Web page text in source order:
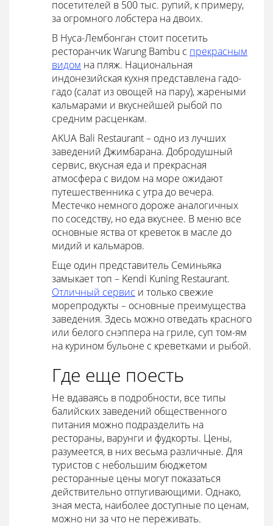
посетителей в 500 тыс. рупий, к примеру,
за огромного лобстера на двоих.
В Нуса-Лембонган стоит посетить
ресторанчик Warung Bambu с прекрасным
видом на пляж. Национальная
индонезийская кухня представлена гадо-
гадо (салат из овощей на пару), жареными
кальмарами и вкуснейшей рыбой по
средним расценкам.
AKUA Bali Restaurant – одно из лучших
заведений Джимбарана. Добродушный
сервис, вкусная еда и прекрасная
атмосфера с видом на море ожидают
путешественника с утра до вечера.
Местечко немного дороже аналогичных
по соседству, но еда вкуснее. В меню все
основные яства от креветок в масле до
мидий и кальмаров.
Еще один представитель Семиньяка
замыкает топ – Kendi Kuning Restaurant.
Отличный сервис и только свежие
морепродукты – основные преимущества
заведения. Здесь можно отведать красного
или белого снэппера на гриле, суп том-ям
на курином бульоне с креветками и рыбой.
Где еще поесть
Не вдаваясь в подробности, все типы
балийских заведений общественного
питания можно подразделить на
рестораны, варунги и фудкорты. Цены,
разумеется, в них весьма различные. Для
туристов с небольшим бюджетом
ресторанные цены могут показаться
действительно отпугивающими. Однако,
зная места, наиболее доступные по ценам,
можно ни за что не переживать.